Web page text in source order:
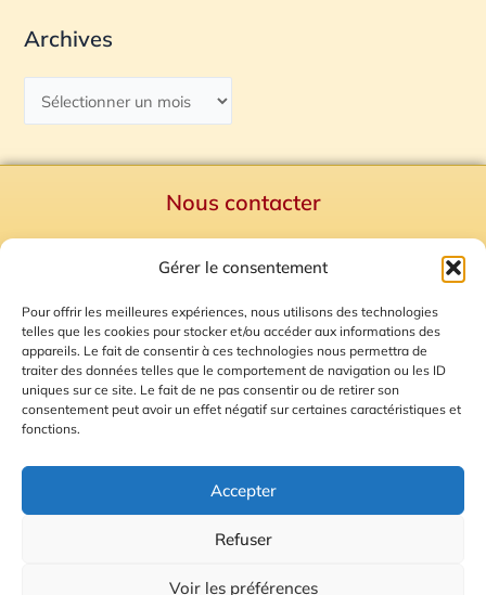
Gérer le consentement
Pour offrir les meilleures expériences, nous utilisons des technologies
telles que les cookies pour stocker et/ou accéder aux informations des
appareils. Le fait de consentir à ces technologies nous permettra de
traiter des données telles que le comportement de navigation ou les ID
uniques sur ce site. Le fait de ne pas consentir ou de retirer son
consentement peut avoir un effet négatif sur certaines caractéristiques et
fonctions.
Accepter
Refuser
Voir les préférences
Archives
Nous contacter
Mentions Légales
Plan du site
Gestion des Cookies
© 2026 Radio Calade